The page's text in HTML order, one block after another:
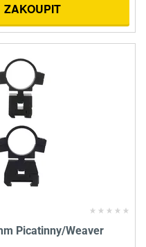
ZAKOUPIT
Picatinny/Weaver